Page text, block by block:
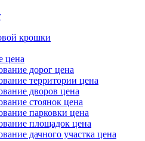
крошки
цена
дорог цена
территории цена
дворов цена
стоянок цена
парковки цена
площадок цена
дачного участка цена